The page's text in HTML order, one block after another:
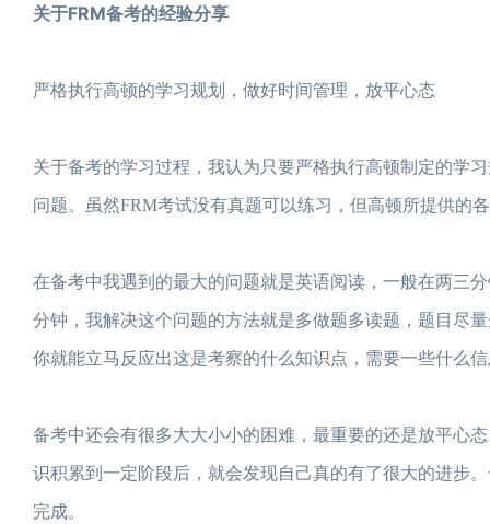
关于FRM备考的经验分享
严格执行高顿的学习规划，做好时间管理，放平心态
关于备考的学习过程，我认为只要严格执行高顿制定的学
问题。虽然FRM考试没有真题可以练习，但高顿所提供的
在备考中我遇到的最大的问题就是英语阅读，一般在两三
分钟，我解决这个问题的方法就是多做题多读题，题目尽
你就能立马反应出这是考察的什么知识点，需要一些什么
备考中还会有很多大大小小的困难，最重要的还是放平心
识积累到一定阶段后，就会发现自己真的有了很大的进步
完成。